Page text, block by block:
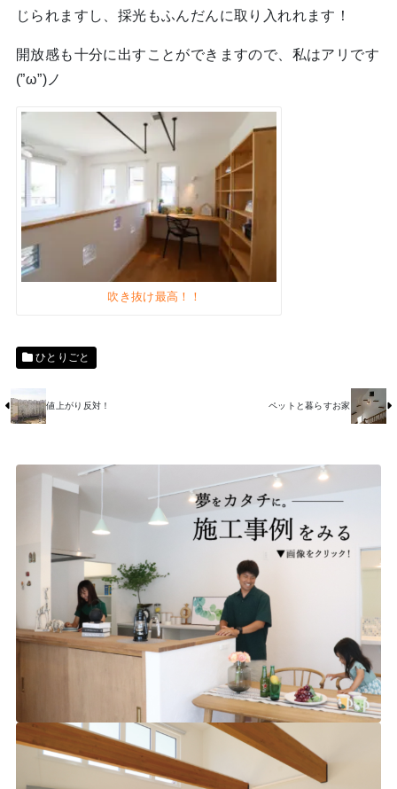
じられますし、採光もふんだんに取り入れれます！
開放感も十分に出すことができますので、私はアリです
(”ω”)ノ
吹き抜け最高！！
ひとりごと
値上がり反対！ ペットと暮らすお家